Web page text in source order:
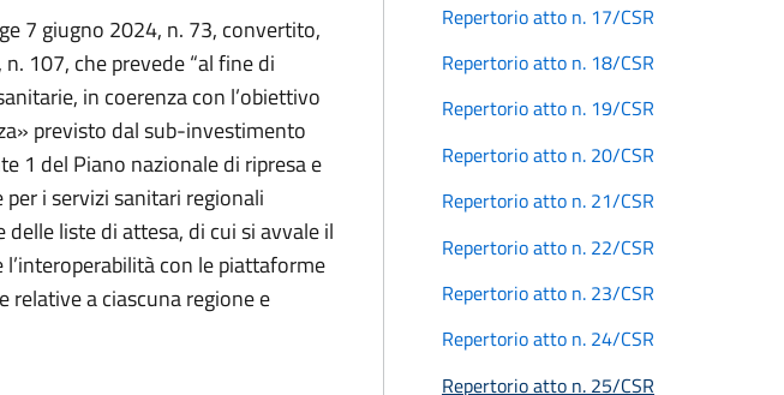
7 giugno 2024, n. 73, convertito,
107, che prevede “al fine di
in coerenza con l’obiettivo
previsto dal sub-investimento
1 del Piano nazionale di ripresa e
per i servizi sanitari regionali
liste di attesa, di cui si avvale il
con le piattaforme
relative a ciascuna regione e
Repertorio atto n. 17/CSR
Repertorio atto n. 18/CSR
Repertorio atto n. 19/CSR
Repertorio atto n. 20/CSR
Repertorio atto n. 21/CSR
Repertorio atto n. 22/CSR
Repertorio atto n. 23/CSR
Repertorio atto n. 24/CSR
Repertorio atto n. 25/CSR